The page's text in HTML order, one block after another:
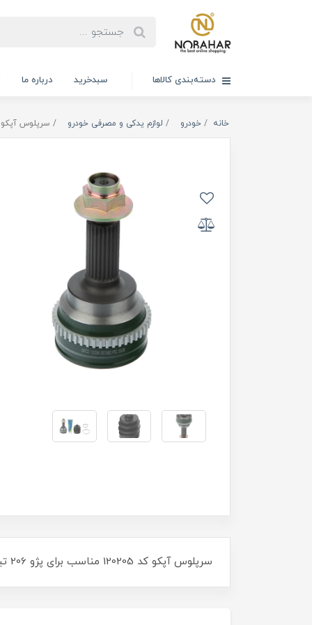
دسته‌بندی کالاها سبدخرید درباره ما
خانه خودرو لوازم یدکی و مصرفی خودرو سرپلوس آپکو کد 120205 مناسب برای
سرپلوس آپکو کد 120205 مناسب برای پژو 206 تیپ 5